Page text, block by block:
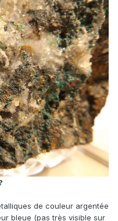
de couleur argentée
bleue (pas très visible sur